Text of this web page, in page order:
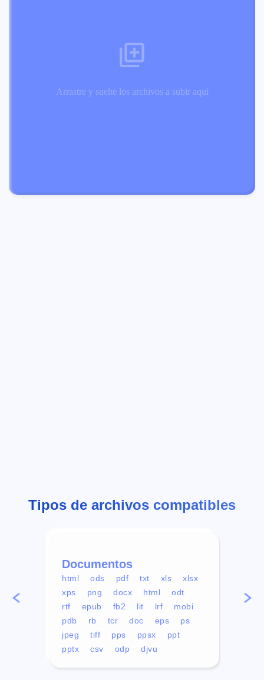
Arrastre y suelte los archivos a subir aquí
Tipos de archivos compatibles
Documentos
html ods pdf txt xls
xlsx
xps
png docx html
odt
rtf
epub fb2 lit lrf
mobi
pdb
rb tcr doc eps
ps
jpeg
tiff pps ppsx
ppt
pptx
csv odp djvu
mp4